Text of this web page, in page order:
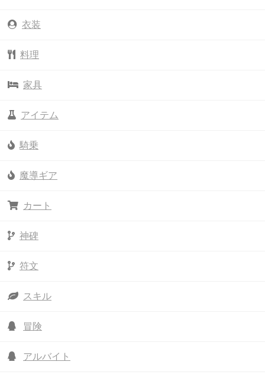
衣装
料理
家具
アイテム
騎乗
魔導ギア
カート
神碑
符文
スキル
冒険
アルバイト